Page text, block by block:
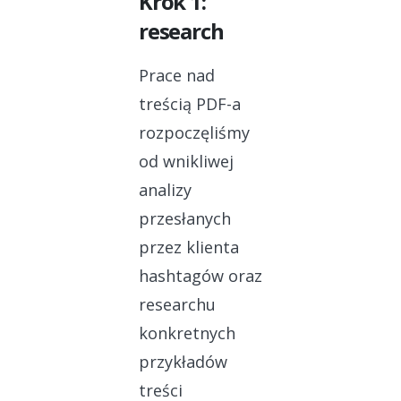
research
Prace nad
treścią PDF-a
rozpoczęliśmy
od wnikliwej
analizy
przesłanych
przez klienta
hashtagów oraz
researchu
konkretnych
przykładów
treści